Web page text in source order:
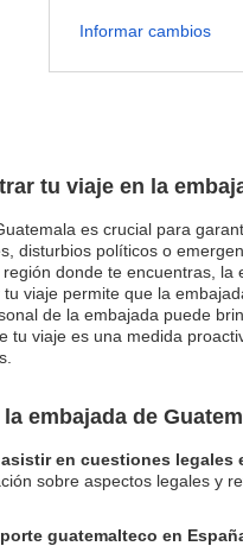
tu viaje en la
es crucial para
disturbios políticos o
donde te encuentras,
viaje permite que la
de la embajada puede
tu viaje es una medida
embajada de
en cuestiones legales
sobre aspectos legales y
guatemalteco en
Informar cambios